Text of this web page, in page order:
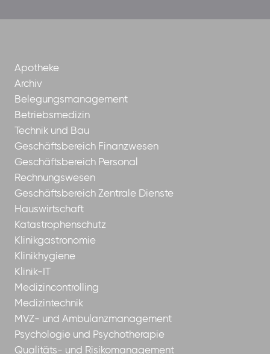
Apotheke
Archiv
Belegungsmanagement
Betriebsmedizin
Technik und Bau
Geschäftsbereich Finanzwesen
Geschäftsbereich Personal
Rechnungswesen
Geschäftsbereich Zentrale Dienste
Hauswirtschaft
Katastrophenschutz
Klinikgastronomie
Klinikhygiene
Klinik-IT
Medizincontrolling
Medizintechnik
MVZ- und Ambulanzmanagement
Psychologie und Psychotherapie
Qualitäts- und Risikomanagement